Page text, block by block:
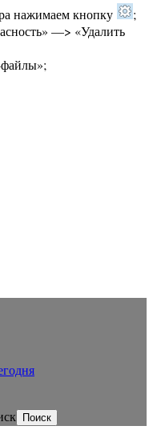
нажимаем кнопку
;
—> «Удалить